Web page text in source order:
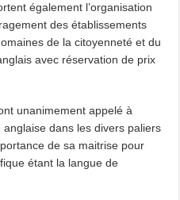
également l’organisation
des établissements
de la citoyenneté et du
avec réservation de prix
unanimement appelé à
dans les divers paliers
de sa maitrise pour
étant la langue de